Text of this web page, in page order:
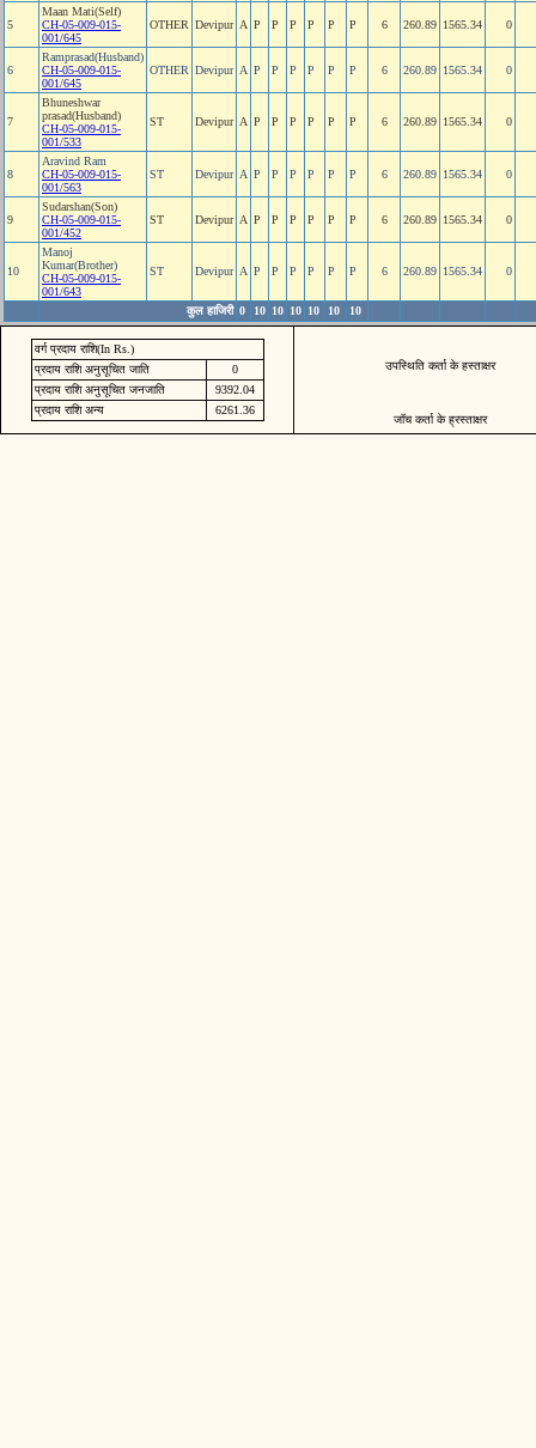
5
Maan Mati(Self)
CH-05-009-015-
001/645
OTHER Devipur A P P P P P P 6 260.89 1565.34 0
6
Ramprasad(Husband)
CH-05-009-015-
001/645
OTHER Devipur A P P P P P P 6 260.89 1565.34 0
7
Bhuneshwar
prasad(Husband)
CH-05-009-015-
001/533
ST Devipur A P P P P P P 6 260.89 1565.34 0
8
Aravind Ram
CH-05-009-015-
001/563
ST Devipur A P P P P P P 6 260.89 1565.34 0
9
Sudarshan(Son)
CH-05-009-015-
001/452
ST Devipur A P P P P P P 6 260.89 1565.34 0
10
Manoj
Kumar(Brother)
CH-05-009-015-
001/643
ST Devipur A P P P P P P 6 260.89 1565.34 0
कुल हाजिरी 0 10 10 10 10 10 10
वर्ग प्रदाय राशि(In Rs.)
प्रदाय राशि अनुसूचित जाति
0
प्रदाय राशि अनुसूचित जनजाति
9392.04
प्रदाय राशि अन्य
6261.36
उपस्थिति कर्ता के हस्ताक्षर
जॉच कर्ता के ह्रस्ताक्षर